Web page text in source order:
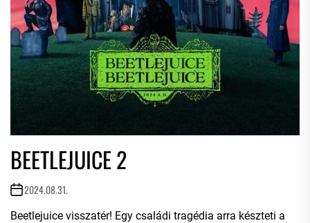
BEETLEJUICE 2
2024.08.31.
Beetlejuice visszatér! Egy családi tragédia arra készteti a